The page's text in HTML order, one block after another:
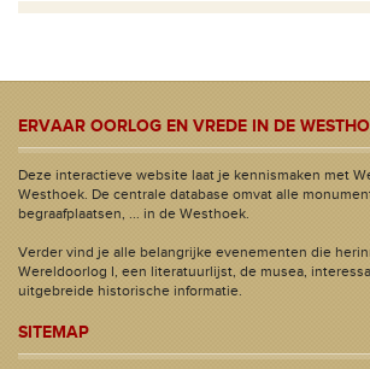
ERVAAR OORLOG EN VREDE IN DE
Deze interactieve website laat je kennismaken met
Westhoek. De centrale database omvat alle
begraafplaatsen, ... in de Westhoek.
Verder vind je alle belangrijke evenementen die
Wereldoorlog I, een literatuurlijst, de musea,
uitgebreide historische informatie.
SITEMAP